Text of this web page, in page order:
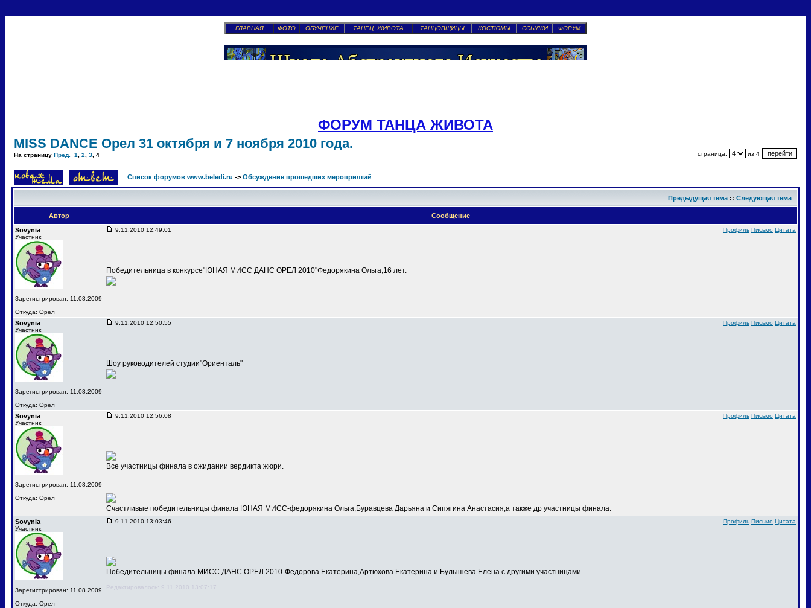
ГЛАВНАЯ ФОТО ОБУЧЕНИЕ ТАНЕЦ ЖИВОТА ТАНЦОВЩИЦЫ КОСТЮМЫ ССЫЛКИ ФОРУМ
ФОРУМ ТАНЦА ЖИВОТА
MISS DANCE Орел 31 октября и 7 ноября 2010 года.
На страницу Пред. 1 2 3 4 страница: из 4
Список форумов www.beledi.ru -> Обсуждение прошедших мероприятий
Предыдущая тема :: Следующая тема
Автор
Сообщение
Sovynia
Участник
Зарегистрирован: 11.08.2009
Откуда: Орел
9.11.2010 12:49:01 Профиль Письмо Цитата
Победительница в конкурсе"ЮНАЯ МИСС ДАНС ОРЕЛ 2010"Федорякина Ольга,16 лет.
Sovynia
Участник
Зарегистрирован: 11.08.2009
Откуда: Орел
9.11.2010 12:50:55 Профиль Письмо Цитата
Шоу руководителей студии"Ориенталь"
Sovynia
Участник
Зарегистрирован: 11.08.2009
Откуда: Орел
9.11.2010 12:56:08 Профиль Письмо Цитата
Все участницы финала в ожидании вердикта жюри.
Счастливые победительницы финала ЮНАЯ МИСС-федорякина Ольга,Буравцева Дарьяна и Сипягина Анастасия,а также др участницы финала.
Sovynia
Участник
Зарегистрирован: 11.08.2009
Откуда: Орел
9.11.2010 13:03:46 Профиль Письмо Цитата
Победительницы финала МИСС ДАНС ОРЕЛ 2010-Федорова Екатерина,Артюхова Екатерина и Булышева Елена с другими участницами.
Редактировалось: 9.11.2010 13:07:17